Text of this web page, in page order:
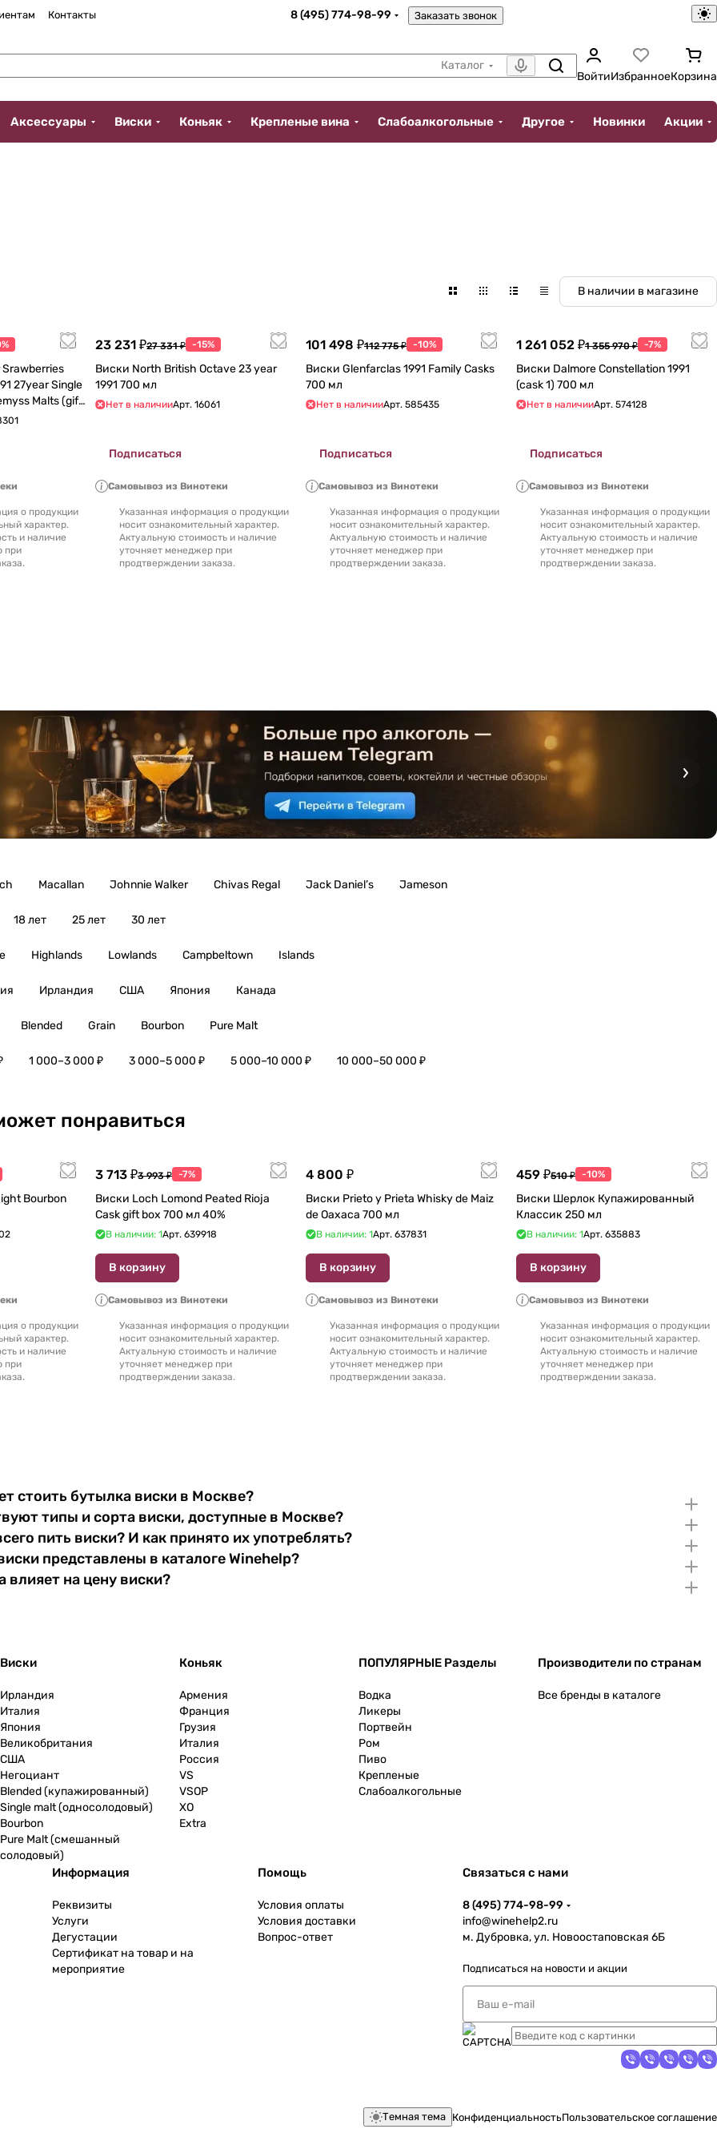
Контакты 8 (495) 774-98-99 Заказать звонок
Каталог
ВойтиИзбранноеКорзина
Аксессуары Виски Коньяк Крепленые вина Слабоалкогольные Другое Новинки Акции
В наличии в магазине
Srawberries
27year Single
Malts (gift
о продукции
характер.
и наличие
при
23 231 ₽27 331 ₽ -15%
Виски North British Octave 23 year
1991 700 мл
Нет в наличииАрт. 16061
Подписаться
Самовывоз из Винотеки
Указанная информация о продукции
носит ознакомительный характер.
Актуальную стоимость и наличие
уточняет менеджер при
продтверждении заказа.
101 498 ₽112 775 ₽ -10%
Виски Glenfarclas 1991 Family Casks
700 мл
Нет в наличииАрт. 585435
Подписаться
Самовывоз из Винотеки
Указанная информация о продукции
носит ознакомительный характер.
Актуальную стоимость и наличие
уточняет менеджер при
продтверждении заказа.
1 261 052 ₽1 355 970 ₽ -7%
Виски Dalmore Constellation 1991
(cask 1) 700 мл
Нет в наличииАрт. 574128
Подписаться
Самовывоз из Винотеки
Указанная информация о продукции
носит ознакомительный характер.
Актуальную стоимость и наличие
уточняет менеджер при
продтверждении заказа.
Macallan Johnnie Walker Chivas Regal Jack Daniel’s Jameson
18 лет 25 лет 30 лет
Highlands Lowlands Campbeltown Islands
Ирландия США Япония Канада
Blended Grain Bourbon Pure Malt
1 000–3 000 ₽ 3 000–5 000 ₽ 5 000–10 000 ₽ 10 000–50 000 ₽
понравиться
Bourbon
о продукции
характер.
и наличие
при
3 713 ₽3 993 ₽ -7%
Виски Loch Lomond Peated Rioja
Cask gift box 700 мл 40%
В наличии: 1Арт. 639918
В корзину
Самовывоз из Винотеки
Указанная информация о продукции
носит ознакомительный характер.
Актуальную стоимость и наличие
уточняет менеджер при
продтверждении заказа.
4 800 ₽
Виски Prieto y Prieta Whisky de Maiz
de Oaxaca 700 мл
В наличии: 1Арт. 637831
В корзину
Самовывоз из Винотеки
Указанная информация о продукции
носит ознакомительный характер.
Актуальную стоимость и наличие
уточняет менеджер при
продтверждении заказа.
459 ₽510 ₽ -10%
Виски Шерлок Купажированный
Классик 250 мл
В наличии: 1Арт. 635883
В корзину
Самовывоз из Винотеки
Указанная информация о продукции
носит ознакомительный характер.
Актуальную стоимость и наличие
уточняет менеджер при
продтверждении заказа.
стоить бутылка виски в Москве?
типы и сорта виски, доступные в Москве?
пить виски? И как принято их употреблять?
представлены в каталоге Winehelp?
влияет на цену виски?
Виски
Ирландия
Италия
Япония
Великобритания
США
Негоциант
Blended (купажированный)
Single malt (односолодовый)
Bourbon
Pure Malt (смешанный
солодовый)
Коньяк
Армения
Франция
Грузия
Италия
Россия
VS
VSOP
XO
Extra
ПОПУЛЯРНЫЕ Разделы
Водка
Ликеры
Портвейн
Ром
Пиво
Крепленые
Слабоалкогольные
Производители по странам
Все бренды в каталоге
Информация
Реквизиты
Услуги
Дегустации
Сертификат на товар и на
мероприятие
Помощь
Условия оплаты
Условия доставки
Вопрос-ответ
Связаться с нами
8 (495) 774-98-99
info@winehelp2.ru
м. Дубровка, ул. Новоостаповская 6Б
Подписаться на новости и акции
Темная тема КонфиденциальностьПользовательское соглашение